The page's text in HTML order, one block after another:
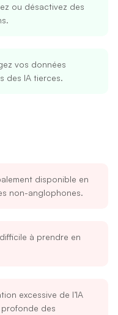
ou désactivez des
vos données
des IA tierces.
disponible en
non-anglophones.
à prendre en
excessive de l’IA
des